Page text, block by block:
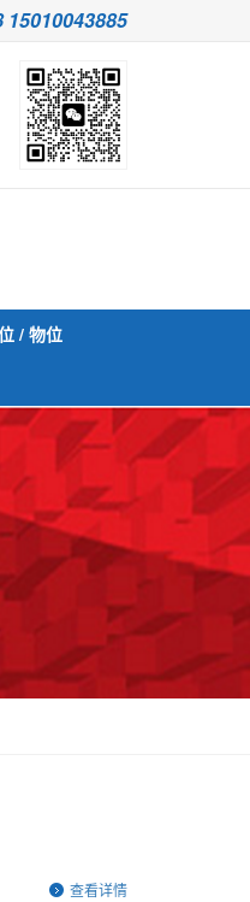
15010043885
/ 物位
查看详情